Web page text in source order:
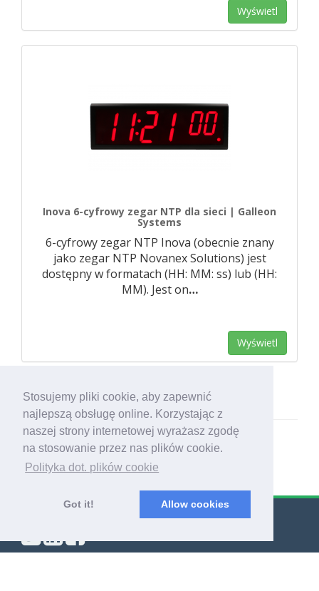
Stosujemy pliki cookie, aby zapewnić
najlepszą obsługę online. Korzystając z
naszej strony internetowej wyrażasz zgodę
na stosowanie przez nas plików cookie.
Polityka dot. plików cookie
Got it! Allow cookies
Wyświetl
Inova 6-cyfrowy zegar NTP dla sieci | Galleon
Systems
6-cyfrowy zegar NTP Inova (obecnie znany
jako zegar NTP Novanex Solutions) jest
dostępny w formatach (HH: MM: ss) lub (HH:
MM). Jest on…
Wyświetl
© Export Worldwide 2026